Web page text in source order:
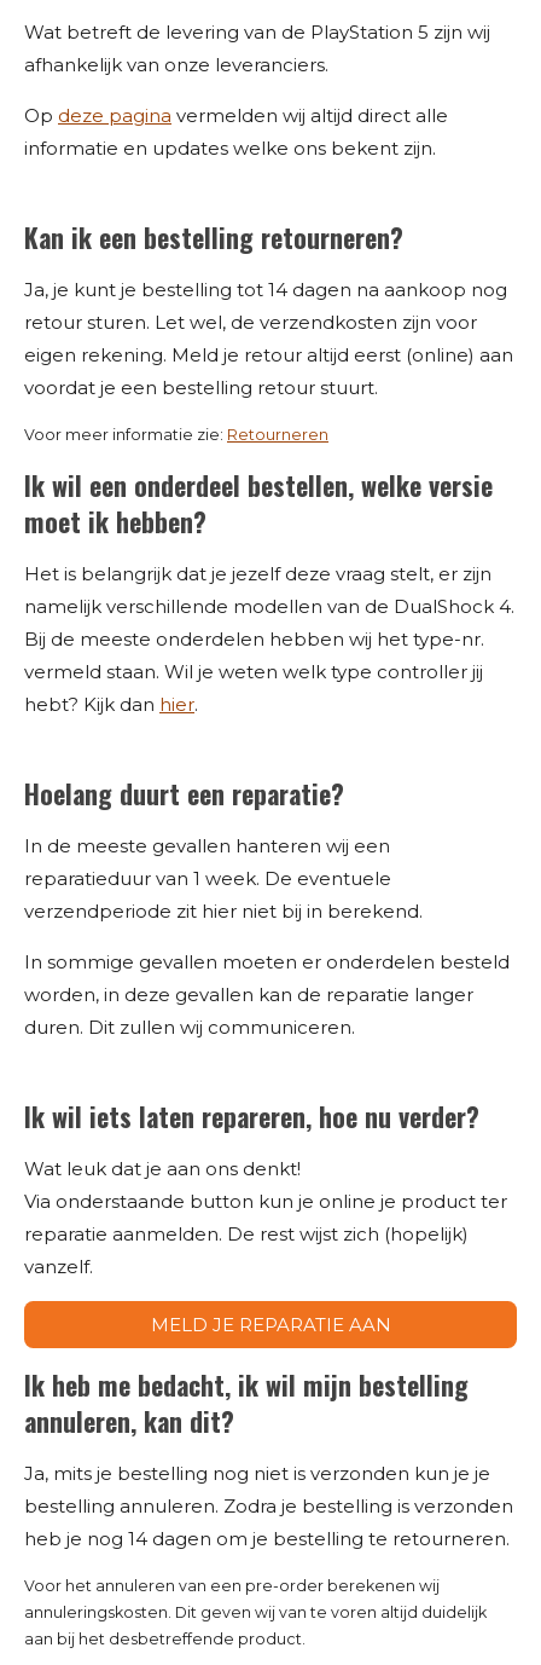
Wat betreft de levering van de PlayStation 5 zijn wij
afhankelijk van onze leveranciers.
Op deze pagina vermelden wij altijd direct alle
informatie en updates welke ons bekent zijn.
Kan ik een bestelling retourneren?
Ja, je kunt je bestelling tot 14 dagen na aankoop nog
retour sturen. Let wel, de verzendkosten zijn voor
eigen rekening. Meld je retour altijd eerst (online) aan
voordat je een bestelling retour stuurt.
Voor meer informatie zie: Retourneren
Ik wil een onderdeel bestellen, welke versie
moet ik hebben?
Het is belangrijk dat je jezelf deze vraag stelt, er zijn
namelijk verschillende modellen van de DualShock 4.
Bij de meeste onderdelen hebben wij het type-nr.
vermeld staan. Wil je weten welk type controller jij
hebt? Kijk dan hier.
Hoelang duurt een reparatie?
In de meeste gevallen hanteren wij een
reparatieduur van 1 week. De eventuele
verzendperiode zit hier niet bij in berekend.
In sommige gevallen moeten er onderdelen besteld
worden, in deze gevallen kan de reparatie langer
duren. Dit zullen wij communiceren.
Ik wil iets laten repareren, hoe nu verder?
Wat leuk dat je aan ons denkt!
Via onderstaande button kun je online je product ter
reparatie aanmelden. De rest wijst zich (hopelijk)
vanzelf.
MELD JE REPARATIE AAN
Ik heb me bedacht, ik wil mijn bestelling
annuleren, kan dit?
Ja, mits je bestelling nog niet is verzonden kun je je
bestelling annuleren. Zodra je bestelling is verzonden
heb je nog 14 dagen om je bestelling te retourneren.
Voor het annuleren van een pre-order berekenen wij
annuleringskosten. Dit geven wij van te voren altijd duidelijk
aan bij het desbetreffende product.